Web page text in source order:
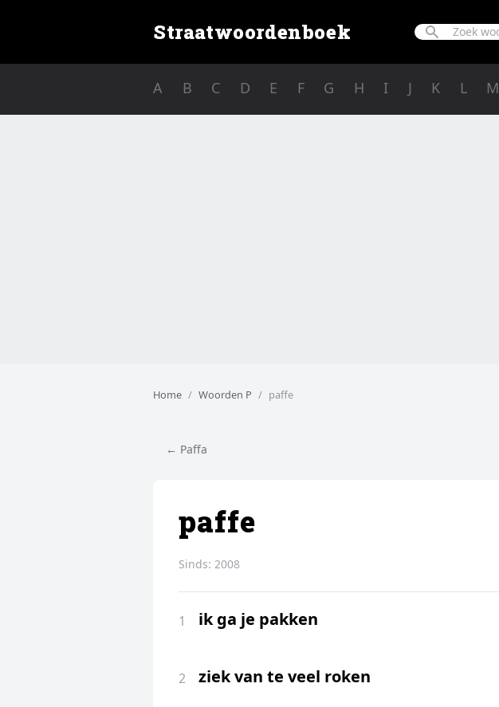
Straatwoordenboek
A B C D E F G H I J K L M
Home Woorden P paffe
← Paffa
paffe
Sinds: 2008
1 ik ga je pakken
2 ziek van te veel roken